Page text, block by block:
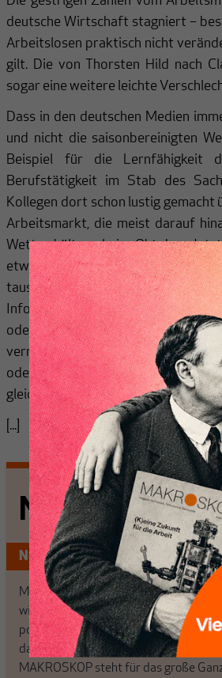
deutsche Wirtschaft stagniert –
Arbeitslosen praktisch nicht
gilt. Die von Thorsten Hild nach
sogar eine weitere leichte
Dass in den deutschen Medien
und nicht die saisonbereinigten
Beispiel für die Lernfähigkeit
Berufstätigkeit im Stab des
Kollegen dort schon lustig
Arbeitsmarkt, die meist darauf
Wetter kälter als im Oktober.
etwas geändert. Gratulation,
tausend Jahre lang die
Information verkauft. Ich frage
oder auf den Sender bringen,
vernünftige saisonbereinigte
oder Auftragseingang, erst gar
gleichen Selbstverständlichkeit
[...]
Nichts
Nur für Abonnenten
MAKROSKOP analysiert
wirtschaftspolitische Themen aus einer
postkeynesianischen Perspektive und
damit in Deutschland einzigartig.
MAKROSKOP steht für das große